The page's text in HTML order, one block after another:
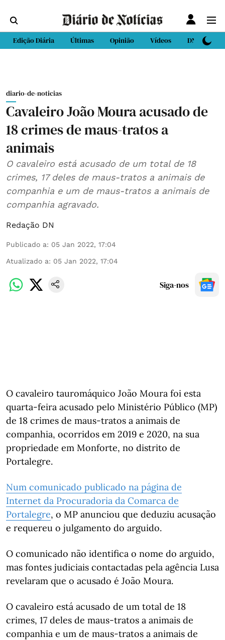
Edição Diária Últimas Opinião Vídeos DN Sport
diario-de-noticias
Cavaleiro João Moura acusado de
18 crimes de maus-tratos a
animais
O cavaleiro está acusado de um total de 18
crimes, 17 deles de maus-tratos a animais de
companhia e um de maus-tratos a animais de
companhia agravado.
Redação DN
Publicado a: 05 Jan 2022, 17:04
Atualizado a: 05 Jan 2022, 17:04
Siga-nos
O cavaleiro tauromáquico João Moura foi esta
quarta-feira acusado pelo Ministério Público (MP)
de 18 crimes de maus-tratos a animais de
companhia, ocorridos em 2019 e 2020, na sua
propriedade em Monforte, no distrito de
Portalegre.
Num comunicado publicado na página de
Internet da Procuradoria da Comarca de
Portalegre, o MP anunciou que deduziu acusação
e requereu o julgamento do arguido.
O comunicado não identifica o nome do arguido,
mas fontes judiciais contactadas pela agência Lusa
revelaram que o acusado é João Moura.
O cavaleiro está acusado de um total de 18
crimes, 17 deles de maus-tratos a animais de
companhia e um de maus-tratos a animais de